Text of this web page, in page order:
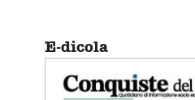
E-dicola